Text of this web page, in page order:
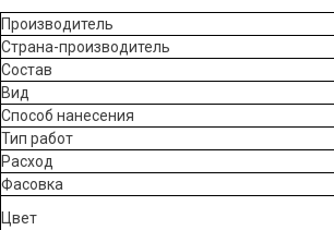
Производитель
Страна-производитель
Состав
Вид
Способ нанесения
Тип работ
Расход
Фасовка
Цвет